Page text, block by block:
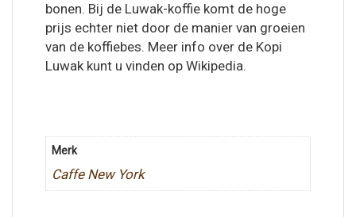
bonen. Bij de Luwak-koffie komt de hoge
prijs echter niet door de manier van groeien
van de koffiebes. Meer info over de Kopi
Luwak kunt u vinden op Wikipedia.
Merk
Caffe New York